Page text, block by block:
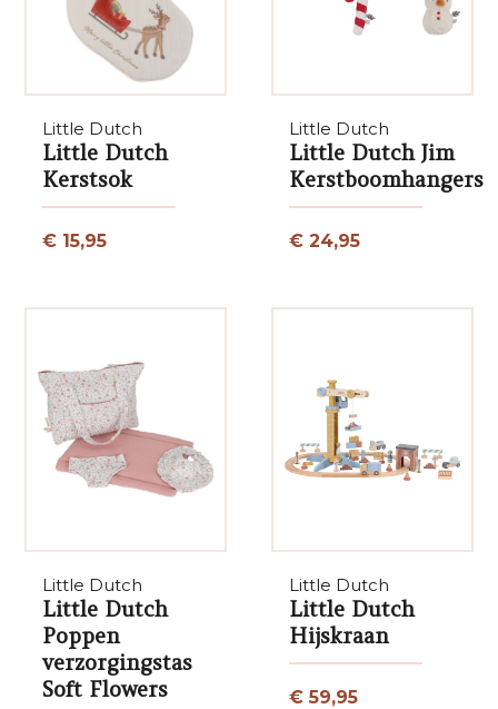
Little Dutch
Little Dutch
Kerstsok
€ 15,95
Little Dutch
Little Dutch Jim
Kerstboomhangers
€ 24,95
Little Dutch
Little Dutch
Poppen
verzorgingstas
Soft Flowers
Little Dutch
Little Dutch
Hijskraan
€ 59,95